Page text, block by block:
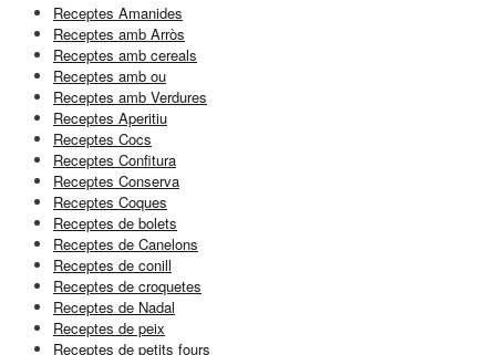
Receptes Amanides
Receptes amb Arròs
Receptes amb cereals
Receptes amb ou
Receptes amb Verdures
Receptes Aperitiu
Receptes Cocs
Receptes Confitura
Receptes Conserva
Receptes Coques
Receptes de bolets
Receptes de Canelons
Receptes de conill
Receptes de croquetes
Receptes de Nadal
Receptes de peix
Receptes de petits fours